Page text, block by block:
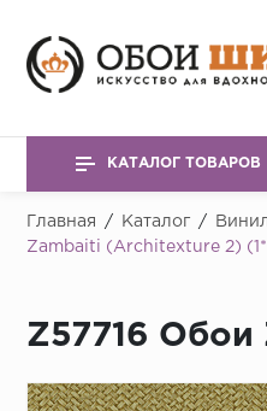
КАТАЛОГ ТОВАРОВ
Главная / Каталог /
Zambaiti (Architexture 2)
Z57716 Обои